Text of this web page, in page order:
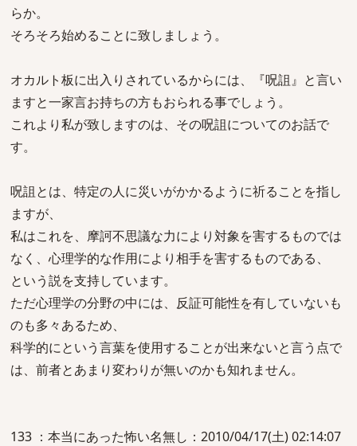
らか。
そろそろ始めることに致しましょう。
オカルト板に出入りされているからには、『呪詛』と言い
ますと一家言お持ちの方もおられる事でしょう。
これより私が致しますのは、その呪詛についてのお話で
す。
呪詛とは、特定の人に災いがかかるように祈ることを指し
ますが、
私はこれを、摩訶不思議な力により対象を害するものでは
なく、心理学的な作用により相手を害するものである、
という説を支持しています。
ただ心理学の分野の中には、反証可能性を有していないも
のも多々あるため、
科学的にという言葉を使用することが出来ないと言う点で
は、前者とあまり変わりが無いのかも知れません。
133 ：本当にあった怖い名無し：2010/04/17(土) 02:14:07